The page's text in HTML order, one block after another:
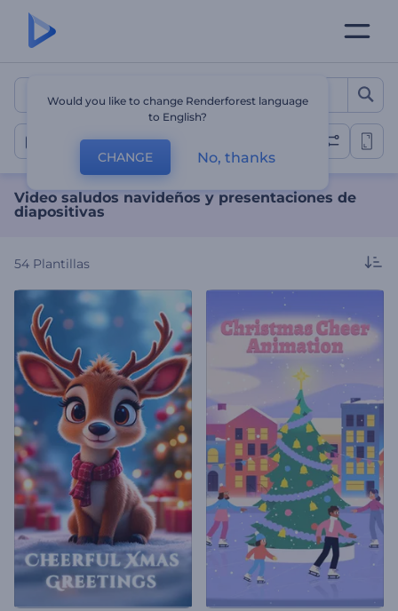
Video saludos navideños
Navidad
Video saludos navideños y presentaciones de
diapositivas
54 Plantillas
Would you like to change Renderforest language
to English?
CHANGE No, thanks